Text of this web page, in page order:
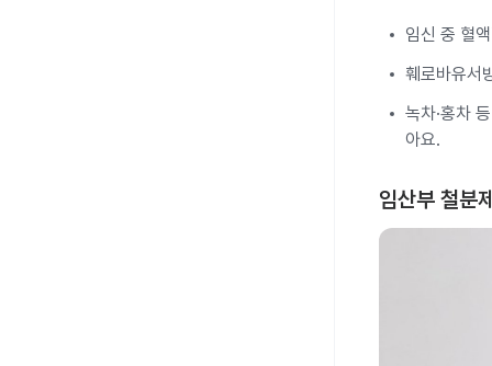
임신 중 혈
훼로바유서
녹차·홍차
아요.
임산부 철분